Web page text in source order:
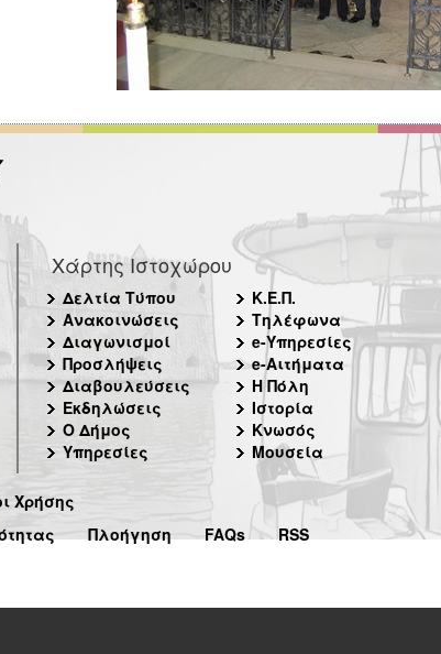
Χάρτης Ιστοχώρου
Δελτία Τύπου
Ανακοινώσεις
Διαγωνισμοί
Προσλήψεις
Διαβουλεύσεις
Εκδηλώσεις
Ο Δήμος
Υπηρεσίες
Κ.Ε.Π.
Τηλέφωνα
e-Υπηρεσίες
e-Αιτήματα
Η Πόλη
Ιστορία
Κνωσός
Μουσεία
Χρήσης
Πλοήγηση FAQs RSS